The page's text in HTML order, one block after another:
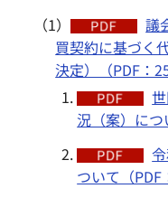
（1）
議
買契約に基づく
決定）（PDF：
況（案）につ
ついて（PDF